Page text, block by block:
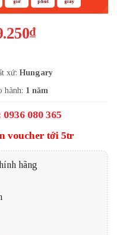
giờ phút giây
₫Giá
là:
1.649.250₫.
xứ: Hungary
hành: 1 năm
080 365
voucher tới 5tr
hãng